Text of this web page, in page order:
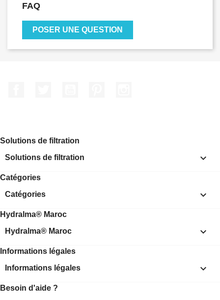
FAQ
POSER UNE QUESTION
Solutions de filtration
Solutions de filtration

Catégories
Catégories

Hydralma® Maroc
Hydralma® Maroc

Informations légales
Informations légales

Besoin d'aide ?